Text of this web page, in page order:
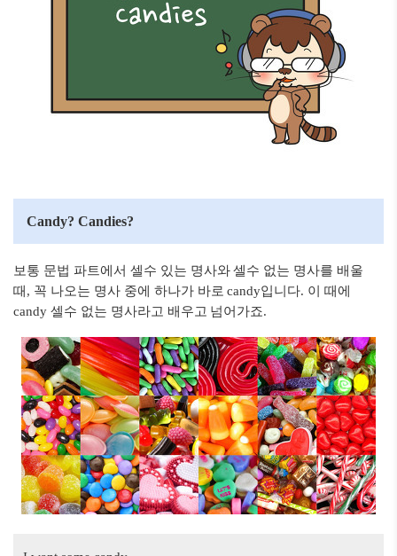
Candy? Candies?
보통 문법 파트에서 셀수 있는 명사와 셀수 없는 명사를 배울
때, 꼭 나오는 명사 중에 하나가 바로 candy입니다. 이 때에
candy 셀수 없는 명사라고 배우고 넘어가죠.